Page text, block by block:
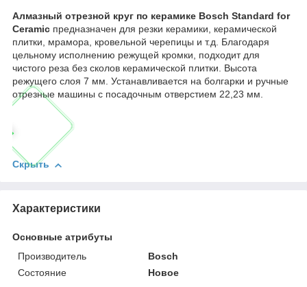
Алмазный отрезной круг по керамике Bosch Standard for
Ceramic предназначен для резки керамики, керамической
плитки, мрамора, кровельной черепицы и т.д. Благодаря
цельному исполнению режущей кромки, подходит для
чистого реза без сколов керамической плитки. Высота
режущего слоя 7 мм. Устанавливается на болгарки и ручные
отрезные машины с посадочным отверстием 22,23 мм.
Скрыть
Характеристики
Основные атрибуты
Производитель
Bosch
Состояние
Новое